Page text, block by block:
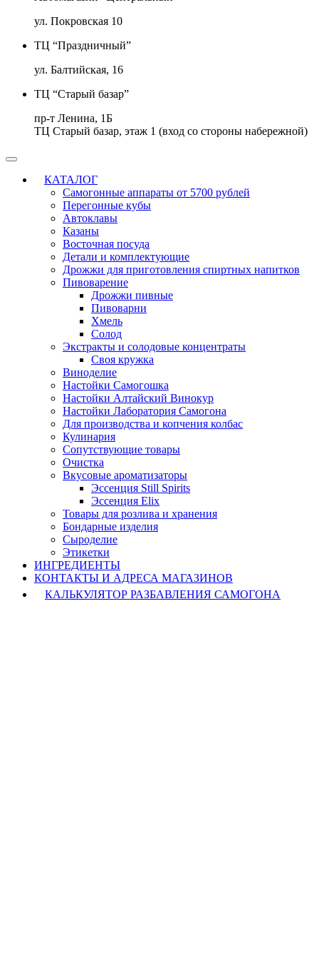
ул. Покровская 10
ТЦ “Праздничный”
ул. Балтийская, 16
ТЦ “Старый базар”
пр-т Ленина, 1Б
ТЦ Старый базар, этаж 1 (вход со стороны набережной)
КАТАЛОГ
Самогонные аппараты от 5700 рублей
Перегонные кубы
Автоклавы
Казаны
Восточная посуда
Детали и комплектующие
Дрожжи для приготовления спиртных напитков
Пивоварение
Дрожжи пивные
Пивоварни
Хмель
Солод
Экстракты и солодовые концентраты
Своя кружка
Виноделие
Настойки Самогошка
Настойки Алтайский Винокур
Настойки Лаборатория Самогона
Для производства и копчения колбас
Кулинария
Сопутствующие товары
Очистка
Вкусовые ароматизаторы
Эссенция Still Spirits
Эссенция Elix
Товары для розлива и хранения
Бондарные изделия
Cыроделие
Этикетки
ИНГРЕДИЕНТЫ
КОНТАКТЫ И АДРЕСА МАГАЗИНОВ
КАЛЬКУЛЯТОР РАЗБАВЛЕНИЯ САМОГОНА